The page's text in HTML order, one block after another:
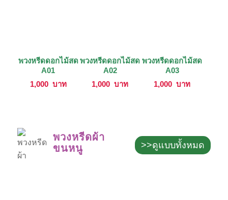
พวงหรีดดอกไม้สด
A01
1,000 บาท
พวงหรีดดอกไม้สด
A02
1,000 บาท
พวงหรีดดอกไม้สด
A03
1,000 บาท
พวงหรีดผ้า
ขนหนู
>>ดูแบบทั้งหมด